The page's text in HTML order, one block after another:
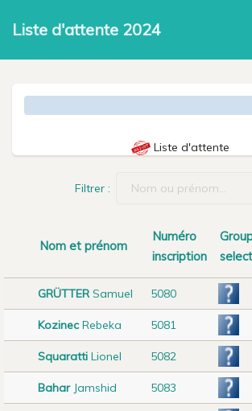
Liste d'attente 2024
Liste d'attente
Filtrer :
Nom et prénom
Numéro
inscription
GRÜTTER Samuel 5080
KozinecRebeka 5081
Squaratti Lionel 5082
BaharJamshid 5083